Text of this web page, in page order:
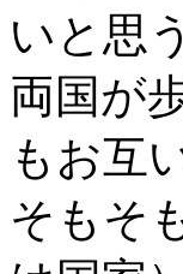
いと思
両国が
もお互
そもそ